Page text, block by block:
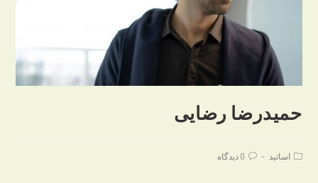
حمیدرضا رضایی
Postاساتید
Post0 دیدگاه